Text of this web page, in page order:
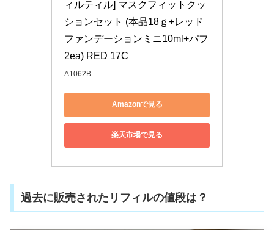
ィルティル] マスクフィットクッ
ションセット (本品18ｇ+レッド
ファンデーションミニ10ml+パフ
2ea) RED 17C
A1062B
Amazonで見る
楽天市場で見る
過去に販売されたリフィルの値段は？